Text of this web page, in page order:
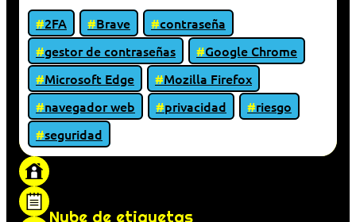
2FA Brave
contraseña
gestor de contraseñas
Google Chrome
Microsoft Edge
Mozilla Firefox
navegador web
privacidad
riesgo
seguridad
Nube de etiquetas